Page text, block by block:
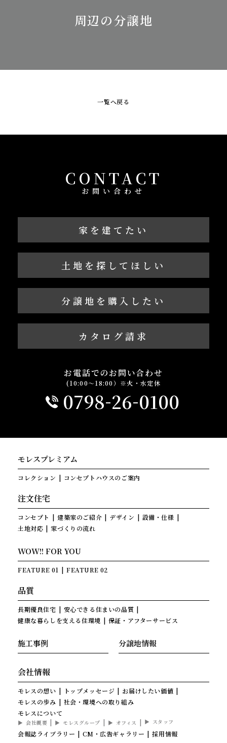
周辺の分譲地
一覧へ戻る
CONTACT
お問い合わせ
家を建てたい
土地を探してほしい
分譲地を購入したい
カタログ請求
お電話でのお問い合わせ
(10:00～18:00）※火・水定休
0798-26-0100
モレスプレミアム
コレクション コンセプトハウスのご案内
注文住宅
コンセプト 建築家のご紹介 デザイン
設備・仕様
土地対応
家づくりの流れ
WOW!! FOR YOU
FEATURE 01 FEATURE 02
品質
長期優良住宅
安心できる住まいの品質
健康な暮らしを支える住環境
保証・アフターサービス
施工事例 分譲地情報
会社情報
モレスの想い トップメッセージ
お届けしたい価値
モレスの歩み
社会・環境への取り組み
モレスについて
会社概要 モレスグループ オフィス スタッフ
会報誌ライブラリー CM・広告ギャラリー 採用情報